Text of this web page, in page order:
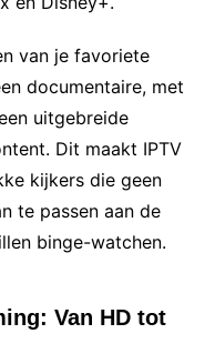
van je favoriete
documentaire, met
uitgebreide
Dit maakt IPTV
kijkers die geen
te passen aan de
binge-watchen.
Van HD tot